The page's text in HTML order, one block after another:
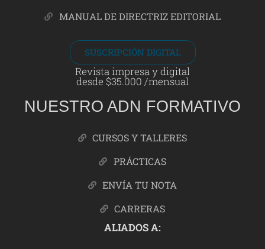
MANUAL DE DIRECTRIZ EDITORIAL
SUSCRIPCIÓN DIGITAL
Revista impresa y digital
desde $35.000 /mensual
NUESTRO ADN FORMATIVO
CURSOS Y TALLERES
PRÁCTICAS
ENVÍA TU NOTA
CARRERAS
ALIADOS A: